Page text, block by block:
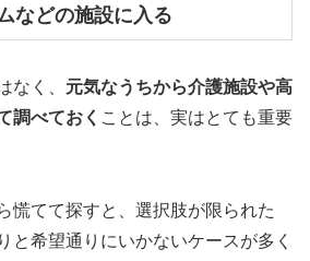
などの施設に入る
なく、 元気なうちから介護施設や高
調べておく ことは、実はとても重要
慌てて探すと、選択肢が限られた
と希望通りにいかないケースが多く